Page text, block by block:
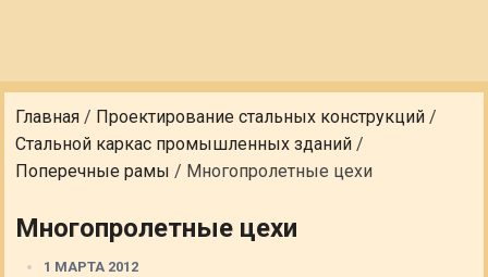
Главная / Проектирование стальных конструкций /
Стальной каркас промышленных зданий /
Поперечные рамы / Многопролетные цехи
Многопролетные цехи
1 МАРТА 2012